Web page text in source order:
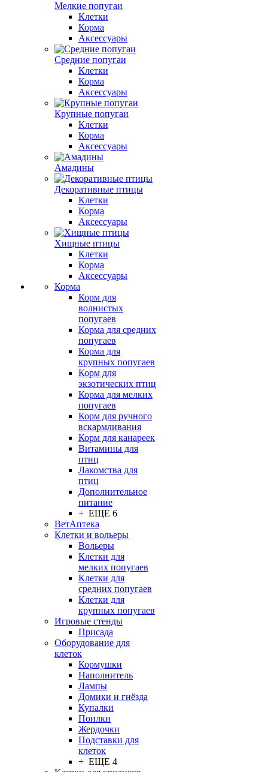
Мелкие попугаи
Клетки
Корма
Аксессуары
Средние попугаи
Клетки
Корма
Аксессуары
Крупные попугаи
Клетки
Корма
Аксессуары
Амадины
Декоративные птицы
Клетки
Корма
Аксессуары
Хищные птицы
Клетки
Корма
Аксессуары
Корма
Корм для
волнистых
попугаев
Корма для средних
попугаев
Корма для
крупных попугаев
Корм для
экзотических птиц
Корма для мелких
попугаев
Корм для ручного
вскармливания
Корм для канареек
Витамины для
птиц
Лакомства для
птиц
Дополнительное
питание
+ ЕЩЕ 6
ВетАптека
Клетки и вольеры
Вольеры
Клетки для
мелких попугаев
Клетки для
средних попугаев
Клетки для
крупных попугаев
Игровые стенды
Присада
Оборудование для
клеток
Кормушки
Наполнитель
Лампы
Домики и гнёзда
Купалки
Поилки
Жердочки
Подставки для
клеток
+ ЕЩЕ 4